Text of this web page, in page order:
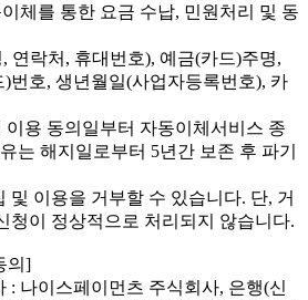
체를 통한 요금 수납, 민원처리 및 동
연락처, 휴대번호), 예금(카드)주명,
번호, 생년월일(사업자등록번호), 카
이용 동의일부터 자동이체서비스 종
는 해지일로부터 5년간 보존 후 파기
및 이용을 거부할 수 있습니다. 단, 거
청이 정상적으로 처리되지 않습니다.
의]
: 나이스페이먼츠 주식회사, 은행(신